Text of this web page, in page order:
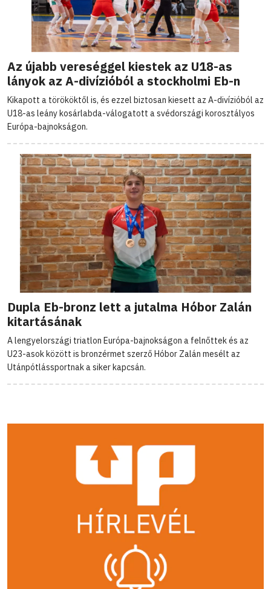
Az újabb vereséggel kiestek az U18-as
lányok az A-divízióból a stockholmi Eb-n
Kikapott a törököktől is, és ezzel biztosan kiesett az A-divízióból az
U18-as leány kosárlabda-válogatott a svédországi korosztályos
Európa-bajnokságon.
Dupla Eb-bronz lett a jutalma Hóbor Zalán
kitartásának
A lengyelországi triatlon Európa-bajnokságon a felnőttek és az
U23-asok között is bronzérmet szerző Hóbor Zalán mesélt az
Utánpótlássportnak a siker kapcsán.